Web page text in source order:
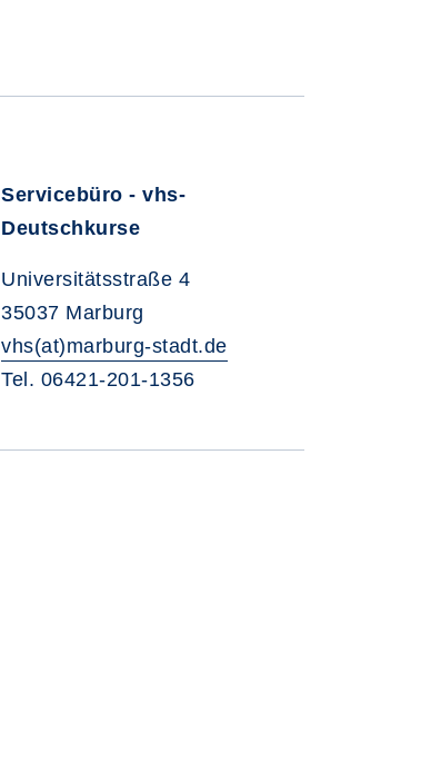
Servicebüro - vhs-
Deutschkurse
Universitätsstraße 4
35037 Marburg
vhs(at)marburg-stadt.de
Tel. 06421-201-1356